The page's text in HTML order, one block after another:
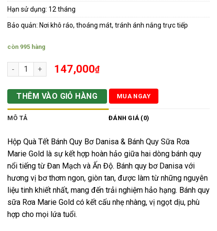
Hạn sử dụng: 12 tháng
Bảo quản: Nơi khô ráo, thoáng mát, tránh ánh nắng trực tiếp
còn 995 hàng
Hộp Quà Tết Bánh Quy Bơ DANISA & Bánh Quy Sữa Rơa Marie
147,000₫
THÊM VÀO GIỎ HÀNG MUA NGAY
MÔ TẢ ĐÁNH GIÁ (0)
Hộp Quà Tết Bánh Quy Bơ Danisa & Bánh Quy Sữa Rơa
Marie Gold là sự kết hợp hoàn hảo giữa hai dòng bánh quy
nổi tiếng từ Đan Mạch và Ấn Độ. Bánh quy bơ Danisa với
hương vị bơ thơm ngon, giòn tan, được làm từ những nguyên
liệu tinh khiết nhất, mang đến trải nghiệm hảo hạng. Bánh quy
sữa Rơa Marie Gold có kết cấu nhẹ nhàng, vị ngọt dịu, phù
hợp cho mọi lứa tuổi.